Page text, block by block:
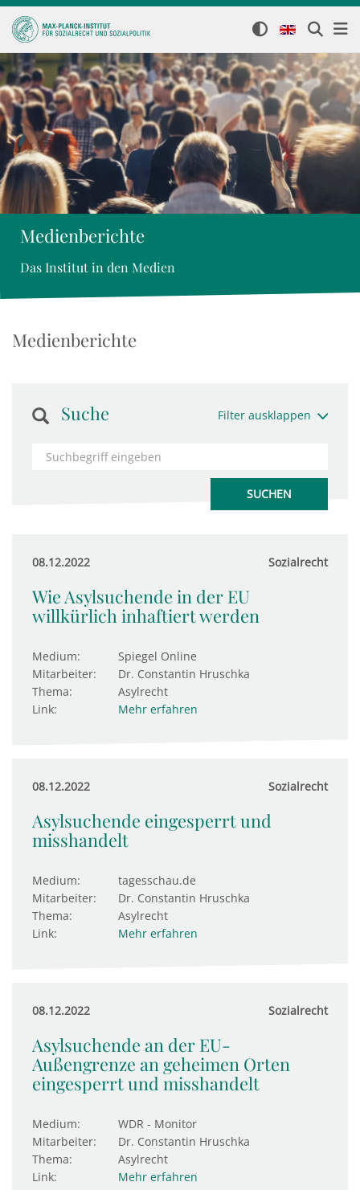
Medienberichte
Das Institut in den Medien
Medienberichte
Suche Filter ausklappen
08.12.2022 Sozialrecht
Wie Asylsuchende in der EU
willkürlich inhaftiert werden
Medium:
Spiegel Online
Mitarbeiter:
Dr. Constantin Hruschka
Thema:
Asylrecht
Link:
Mehr erfahren
08.12.2022 Sozialrecht
Asylsuchende eingesperrt und
misshandelt
Medium:
tagesschau.de
Mitarbeiter:
Dr. Constantin Hruschka
Thema:
Asylrecht
Link:
Mehr erfahren
08.12.2022 Sozialrecht
Asylsuchende an der EU-
Außengrenze an geheimen Orten
eingesperrt und misshandelt
Medium:
WDR - Monitor
Mitarbeiter:
Dr. Constantin Hruschka
Thema:
Asylrecht
Link:
Mehr erfahren